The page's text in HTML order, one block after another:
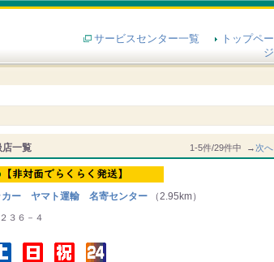
サービスセンター一覧
トップペー
ジ
店一覧 1-5件/29件中 →次へ
ー ヤマト運輸 名寄センター （2.95km）
３６－４